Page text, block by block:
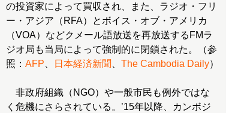
の投資家によって買収され、また、ラジオ・フリ
ー・アジア（RFA）とボイス・オブ・アメリカ
（VOA）などクメール語放送を再放送するFMラ
ジオ局も当局によって強制的に閉鎖された。（参
照： AFP 日本経済新聞 The Cambodia Daily）
非政府組織（NGO）や一般市民も例外ではな
く危機にさらされている。’15年以降、カンボジ